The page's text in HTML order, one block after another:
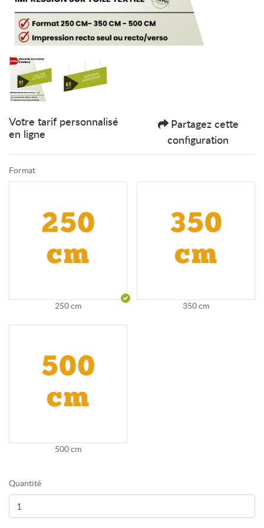
Votre tarif personnalisé
en ligne
Partagez cette
configuration
Format
250 cm 350 cm
500 cm
Quantité